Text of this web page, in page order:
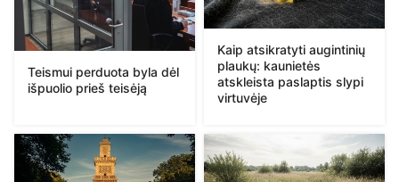
Teismui perduota byla dėl
išpuolio prieš teisėją
Kaip atsikratyti augintinių
plaukų: kaunietės
atskleista paslaptis slypi
virtuvėje